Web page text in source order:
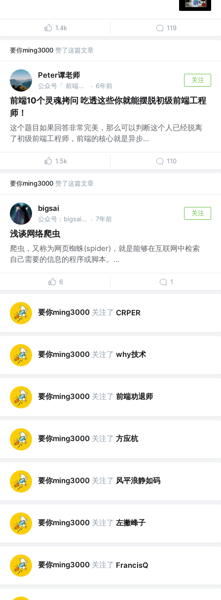
1.4k 119
要你ming3000 赞了这篇文章
Peter谭老师
公众号「 前端巅峰 」 @Web3区块链full stack · 6年前
关注
前端10个灵魂拷问 吃透这些你就能摆脱初级前端工程
师！
这个题目如果回答非常完美，那么可以判断这个人已经脱离
了初级前端工程师，前端的核心就是异步...
1.5k 110
要你ming3000 赞了这篇文章
bigsai
公众号：bigsai @南理工 · 7年前
关注
浅谈网络爬虫
爬虫，又称为网页蜘蛛(spider)，就是能够在互联网中检索
自己需要的信息的程序或脚本。...
6 1
要你ming3000 关注了 CRPER
要你ming3000 关注了 why技术
要你ming3000 关注了 前端劝退师
要你ming3000 关注了 方应杭
要你ming3000 关注了 风平浪静如码
要你ming3000 关注了 左撇峰子
要你ming3000 关注了 FrancisQ